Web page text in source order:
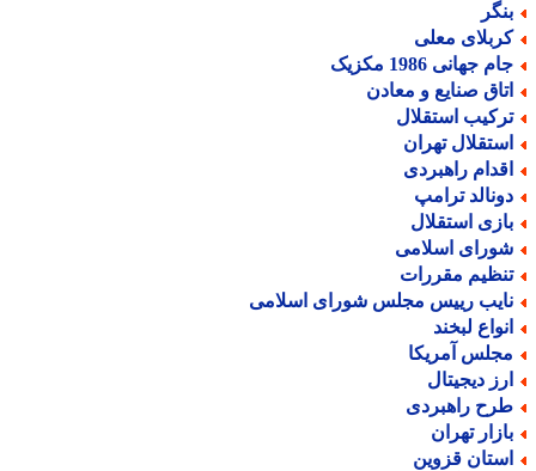
معلی
جهانی 1986 مکزیک
صنایع و معادن
استقلال
تهران
راهبردی
ترامپ
استقلال
اسلامی
مقررات
رییس مجلس شورای اسلامی
لبخند
آمریکا
دیجیتال
راهبردی
تهران
قزوین